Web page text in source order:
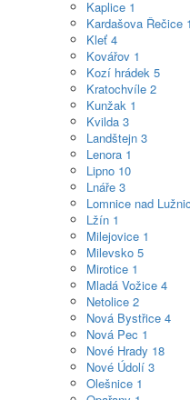
Kaplice 1
Kardašova Řečice 1
Kleť 4
Kovářov 1
Kozí hrádek 5
Kratochvíle 2
Kunžak 1
Kvilda 3
Landštejn 3
Lenora 1
Lipno 10
Lnáře 3
Lomnice nad
Lžín 1
Milejovice 1
Milevsko 5
Mirotice 1
Mladá Vožice 4
Netolice 2
Nová Bystřice 4
Nová Pec 1
Nové Hrady 18
Nové Údolí 3
Olešnice 1